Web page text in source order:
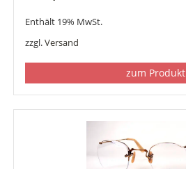
Enthält 19% MwSt.
zzgl.Versand
zum Produkt